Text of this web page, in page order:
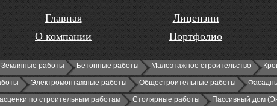
Главная
О компании
Лицензии
Портфолио
Земляные работы Бетонные работы Малоэтажное строительство
Электромонтажные работы Общестроительные работы
по строительным работам Столярные работы Пассивный дом